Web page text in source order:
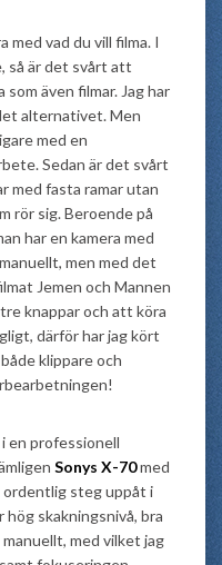
med vad du vill filma. I
så är det svårt att
även filmar. Jag har
alternativet. Men
med en
Sedan är det svårt
med fasta ramar utan
rör sig. Beroende på
har en kamera med
men med det
Jemen och Mannen
knappar och att köra
därför har jag kört
klippare och
en professionell
Sonys X-70med
ordentlig steg uppåt i
hög skakningsnivå, bra
med vilket jag